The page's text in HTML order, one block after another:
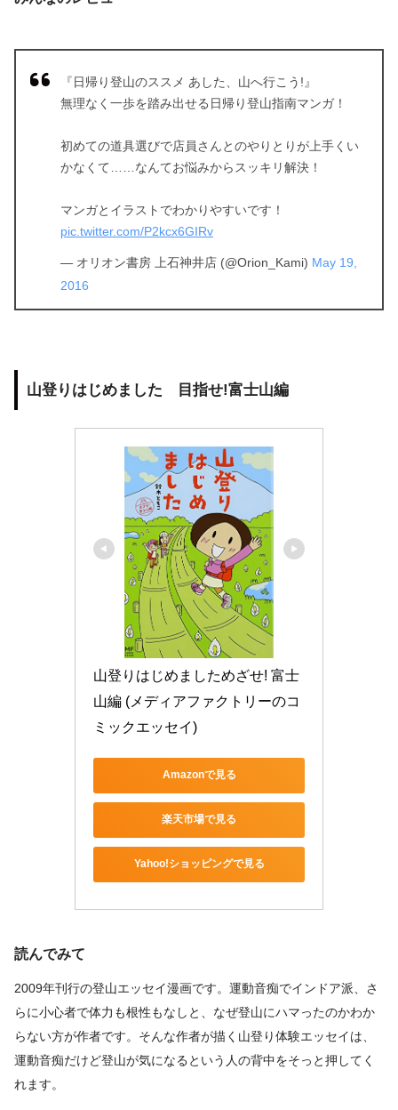
『日帰り登山のススメ あした、山へ行こう!』
無理なく一歩を踏み出せる日帰り登山指南マンガ！
初めての道具選びで店員さんとのやりとりが上手くい
かなくて……なんてお悩みからスッキリ解決！
マンガとイラストでわかりやすいです！
pic.twitter.com/P2kcx6GIRv
— オリオン書房 上石神井店 (@Orion_Kami) May 19,
2016
山登りはじめました 目指せ!富士山編
山登りはじめましためざせ! 富士
山編 (メディアファクトリーのコ
ミックエッセイ)
Amazonで見る
楽天市場で見る
Yahoo!ショッピングで見る
読んでみて
2009年刊行の登山エッセイ漫画です。運動音痴でインドア派、さ
らに小心者で体力も根性もなしと、なぜ登山にハマったのかわか
らない方が作者です。そんな作者が描く山登り体験エッセイは、
運動音痴だけど登山が気になるという人の背中をそっと押してく
れます。